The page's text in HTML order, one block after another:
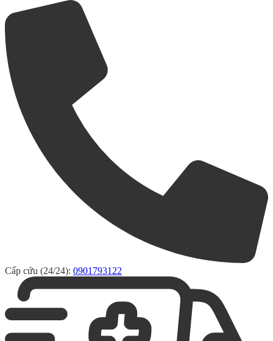
Cấp cứu (24/24): 0901793122